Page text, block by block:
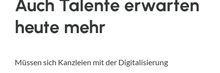
Auch Talente erwarten
heute mehr
Müssen sich Kanzleien mit der Digitalisierung